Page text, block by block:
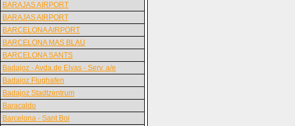
BARAJAS AIRPORT
BARAJAS AIRPORT
BARCELONA AIRPORT
BARCELONA MAS BLAU
BARCELONA SANTS
Badajoz - Avda.de Elvas - Serv. a/e
Badajoz Flughafen
Badajoz Stadtzentrum
Baracaldo
Barcelona - Sant Boi